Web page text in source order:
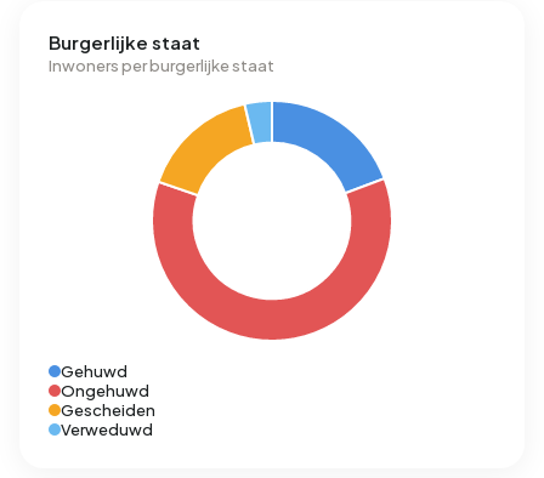
Burgerlijke staat
Inwoners per burgerlijke staat
Gehuwd
Ongehuwd
Gescheiden
Verweduwd